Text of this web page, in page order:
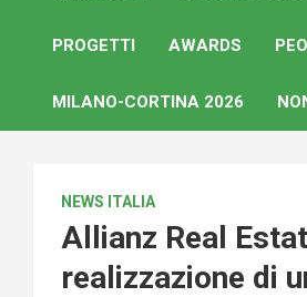
PROGETTI AWARDS
MILANO-CORTINA 2026
NEWS ITALIA
Allianz Real
realizzazione di